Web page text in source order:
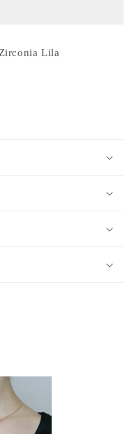
Lila